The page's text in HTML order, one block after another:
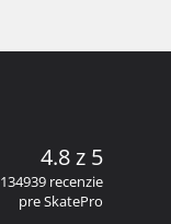
4.8 z 5
134939 recenzie
pre SkatePro